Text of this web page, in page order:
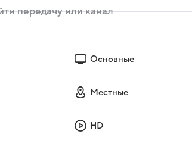
Основные
Местные
HD